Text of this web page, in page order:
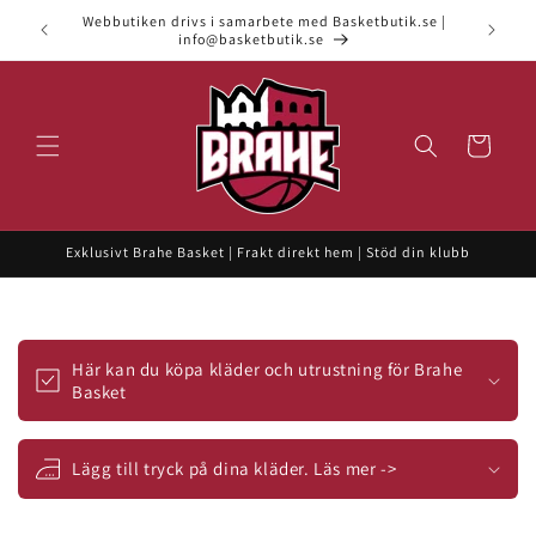
vidare
till
innehåll
Webbutiken drivs i samarbete med Basketbutik.se |
info@basketbutik.se
Varukorg
Exklusivt Brahe Basket | Frakt direkt hem | Stöd din klubb
n
e
h
Här kan du köpa kläder och utrustning för Brahe
Basket
Lägg till tryck på dina kläder. Läs mer ->